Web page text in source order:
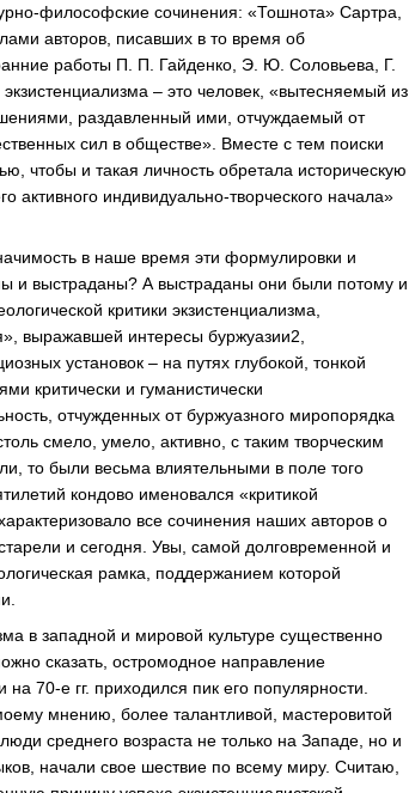
философские сочинения: «Тошнота» Сартра,
авторов, писавших в то время об
работы П. П. Гайденко, Э. Ю. Соловьева, Г.
– это человек, «вытесняемый из
раздавленный ими, отчуждаемый от
сил в обществе». Вместе с тем поиски
чтобы и такая личность обретала историческую
активного индивидуально-творческого начала»
в наше время эти формулировки и
и выстраданы? А выстраданы они были потому и
критики экзистенциализма,
выражавшей интересы буржуазии2,
установок – на путях глубокой, тонкой
критически и гуманистически
отчужденных от буржуазного миропорядка
смело, умело, активно, с таким творческим
то были весьма влиятельными в поле того
кондово именовался «критикой
все сочинения наших авторов о
и сегодня. Увы, самой долговременной и
рамка, поддержанием которой
в западной и мировой культуре существенно
сказать, остромодное направление
70-е гг. приходился пик его популярности.
мнению, более талантливой, мастеровитой
среднего возраста не только на Западе, но и
начали свое шествие по всему миру. Считаю,